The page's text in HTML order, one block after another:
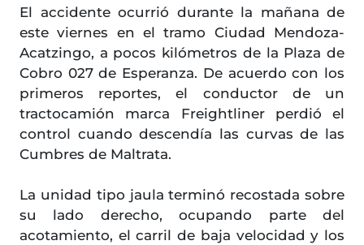
El accidente ocurrió durante la mañana de
este viernes en el tramo Ciudad Mendoza-
Acatzingo, a pocos kilómetros de la Plaza de
Cobro 027 de Esperanza. De acuerdo con los
primeros reportes, el conductor de un
tractocamión marca Freightliner perdió el
control cuando descendía las curvas de las
Cumbres de Maltrata.
La unidad tipo jaula terminó recostada sobre
su lado derecho, ocupando parte del
acotamiento, el carril de baja velocidad y los